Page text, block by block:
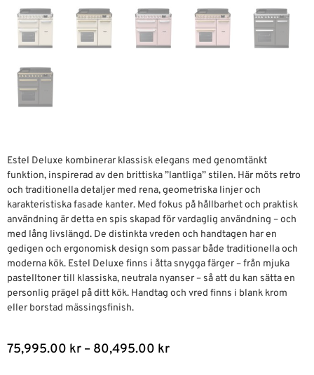
Estel Deluxe kombinerar klassisk elegans med genomtänkt
funktion, inspirerad av den brittiska ”lantliga” stilen. Här möts retro
och traditionella detaljer med rena, geometriska linjer och
karakteristiska fasade kanter. Med fokus på hållbarhet och praktisk
användning är detta en spis skapad för vardaglig användning – och
med lång livslängd. De distinkta vreden och handtagen har en
gedigen och ergonomisk design som passar både traditionella och
moderna kök. Estel Deluxe finns i åtta snygga färger – från mjuka
pastelltoner till klassiska, neutrala nyanser – så att du kan sätta en
personlig prägel på ditt kök. Handtag och vred finns i blank krom
eller borstad mässingsfinish.
75,995.00 kr – 80,495.00 kr